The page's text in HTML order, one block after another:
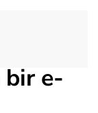
bir e-